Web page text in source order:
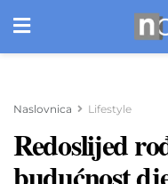
Naslovnica Lifestyle
Redoslijed